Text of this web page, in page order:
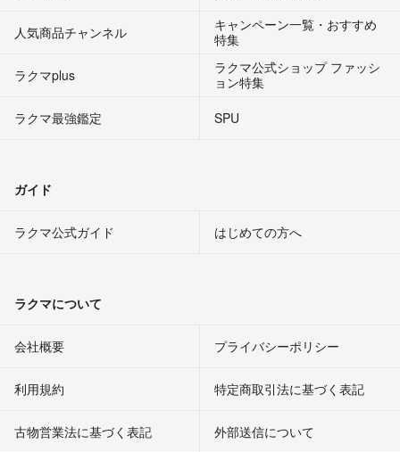
人気商品チャンネル
キャンペーン一覧・おすすめ
特集
ラクマplus
ラクマ公式ショップ ファッシ
ョン特集
ラクマ最強鑑定
SPU
ガイド
ラクマ公式ガイド はじめての方へ
ラクマについて
会社概要 プライバシーポリシー
利用規約 特定商取引法に基づく表記
古物営業法に基づく表記 外部送信について